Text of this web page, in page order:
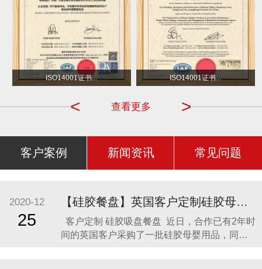
ISO14001证书... ISO14001证书...
>
查看更多
<
沃尔玛 小不点 DOT
客户案例 新闻资讯 常见问题
2020-12
25
【硅胶餐盘】英国客户定制硅胶母婴用品 硅胶吸盘餐盘
客户定制 硅胶吸盘餐盘 近日，合作已有2年时
间的英国客户采购了一批硅胶母婴用品，同时